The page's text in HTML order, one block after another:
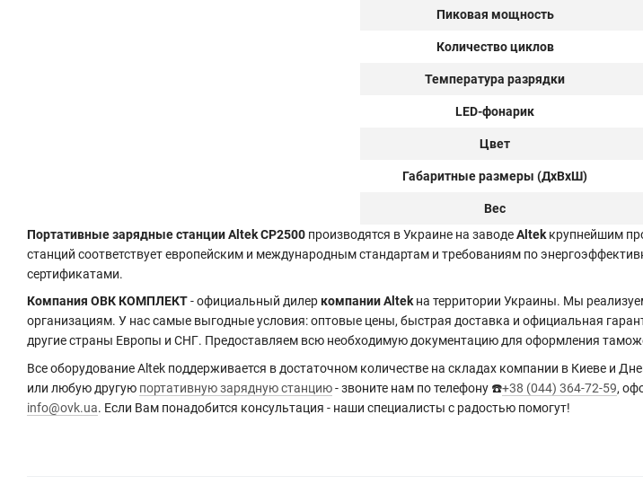
Пиковая мощность
Количество циклов
Температура разрядки
LED-фонарик
Цвет
Габаритные размеры (ДxВxШ)
Вес
Портативные зарядные станции Altek CP2500 производятся в Украине на заводеAltek крупнейшим
станций соответствует европейским и международным стандартам и требованиям по
сертификатами.
Компания ОВК КОМПЛЕКТ- официальный дилеркомпании Altekна территории Украины. Мы
организациям. У нас самые выгодные условия: оптовые цены, быстрая доставка и официальная
другие страны Европы и СНГ. Предоставляем всю необходимую документацию для оформления
Все оборудование Altek поддерживается в достаточном количестве на складах компании в Киеве и
или любую другую портативную зарядную станцию- звоните нам по телефону ☎️+38 (044) 364-72-59,
info@ovk.ua. Если Вам понадобится консультация - наши специалисты с радостью помогут!